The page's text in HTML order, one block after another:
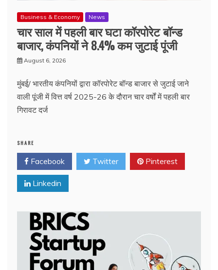
Business & Economy News
चार साल में पहली बार घटा कॉरपोरेट बॉन्ड
बाजार, कंपनियों ने 8.4% कम जुटाई पूंजी
August 6, 2026
मुंबई/ भारतीय कंपनियों द्वारा कॉरपोरेट बॉन्ड बाजार से जुटाई जाने
वाली पूंजी में वित्त वर्ष 2025-26 के दौरान चार वर्षों में पहली बार
गिरावट दर्ज
SHARE
Facebook Twitter Pinterest
Linkedin